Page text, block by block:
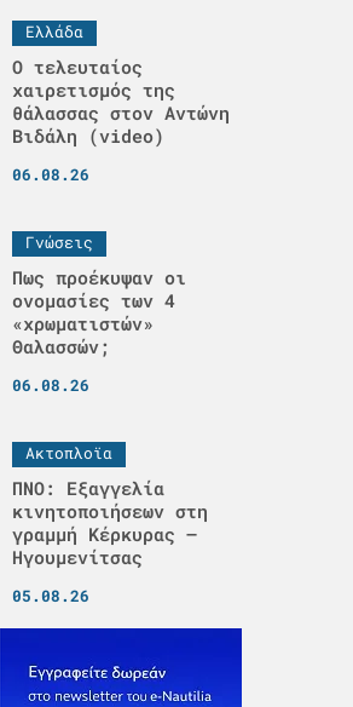
Ελλάδα
Ο τελευταίος
χαιρετισμός της
θάλασσας στον Αντώνη
Βιδάλη (video)
06.08.26
Γνώσεις
Πως προέκυψαν οι
ονομασίες των 4
«χρωματιστών»
Θαλασσών;
06.08.26
Ακτοπλοϊα
ΠΝΟ: Εξαγγελία
κινητοποιήσεων στη
γραμμή Κέρκυρας –
Ηγουμενίτσας
05.08.26